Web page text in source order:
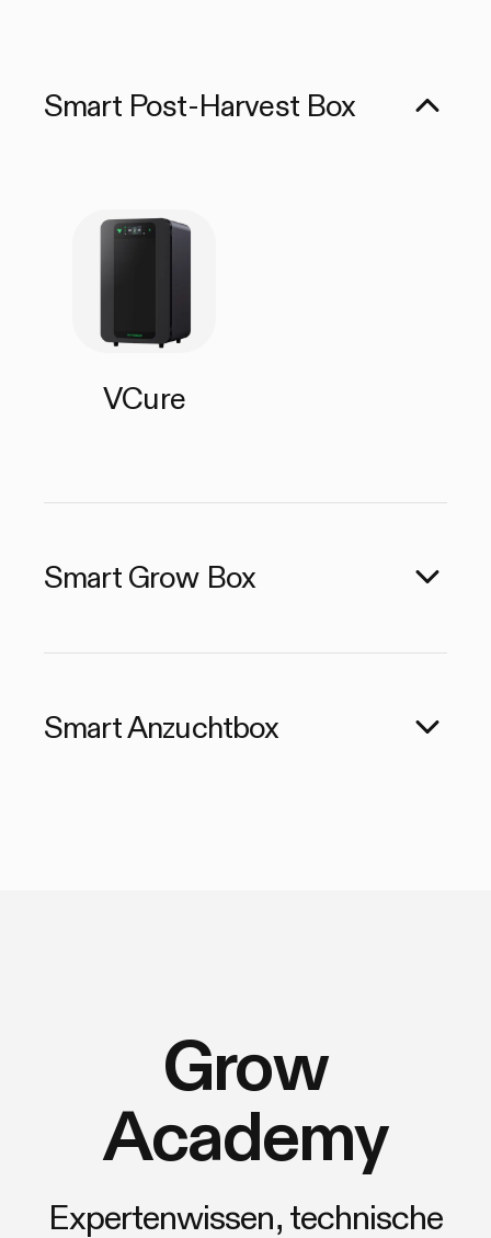
Smart Post-Harvest Box
VCure
Smart Grow Box
Smart Anzuchtbox
Grow
Academy
Expertenwissen, technische